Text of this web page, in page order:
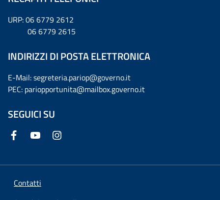
URP: 06 6779 2612
06 6779 2615
INDIRIZZI DI POSTA ELETTRONICA
E-Mail: segreteria.pariop@governo.it
PEC: pariopportunita@mailbox.governo.it
SEGUICI SU
Contatti